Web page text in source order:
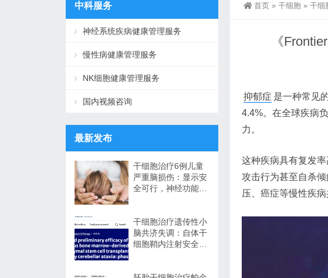
首页 » 干细胞 » 干细
《
抑郁症 是一种常见
4.4%。在全球疾病
力。
这种疾病具有复发
攻击行为甚至自杀
压、癌症等慢性疾
中科服务
神经系统疾病健康管理服务
慢性病健康管理服务
NK细胞健康管理服务
国内视频咨询
最新发布
干细胞治疗6例儿童
严重脑损伤：显示安
全可行，神经功能改
干细胞治疗遗传性小
脑共济失调：自体干
细胞鞘内注射安全性